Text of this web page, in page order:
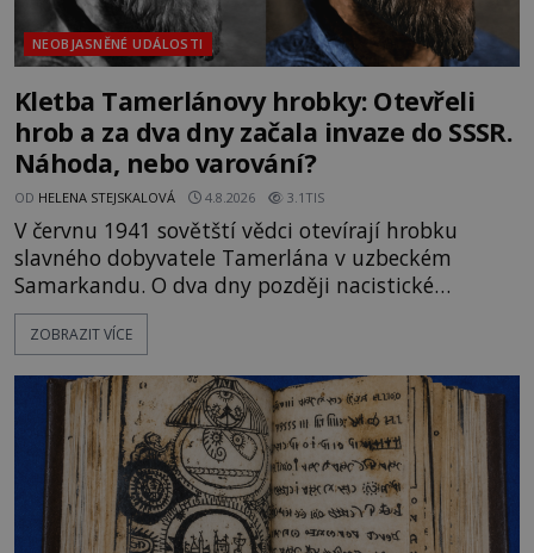
NEOBJASNĚNÉ UDÁLOSTI
Kletba Tamerlánovy hrobky: Otevřeli
hrob a za dva dny začala invaze do SSSR.
Náhoda, nebo varování?
OD HELENA STEJSKALOVÁ 4.8.2026 3.1TIS
V červnu 1941 sovětští vědci otevírají hrobku
slavného dobyvatele Tamerlána v uzbeckém
Samarkandu. O dva dny později nacistické
Německo zahajuje operaci Barbarossa a napadá
Sovětský svaz. Shoda dat je natolik zarážející, že se
na legendě něco pravdy, nebo jde jen o fascinující
souhru okolností? Když antropolog Michail
Gerasimov (1907-1970) a
ZOBRAZIT VÍCE